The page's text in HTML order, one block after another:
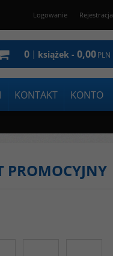
Logowanie Rejestracja
0 | książek - 0,00PLN
KONTAKT KONTO